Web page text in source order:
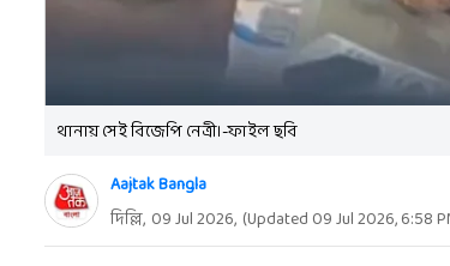
থানায় সেই বিজেপি নেত্রী।-ফাইল ছবি
Aajtak Bangla
দিল্লি, 09 Jul 2026, (Updated 09 Jul 2026, 6:58